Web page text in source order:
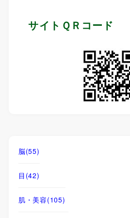
サイトＱＲコード
脳(55)
目 (42)
肌・美容(105)